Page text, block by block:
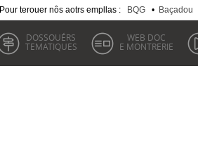
Pour terouer nôs aotrs empllas : BQG • Baçadou
DOSSOUÉRS
TEMATIQUES
WEB DOC
E MONTRERIE